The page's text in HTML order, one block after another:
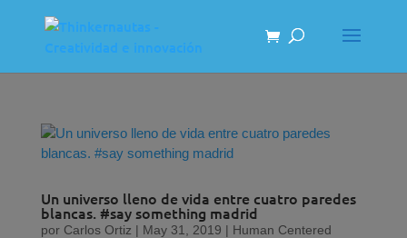
Un universo lleno de vida entre cuatro paredes
blancas. #say something madrid
por Carlos Ortiz | May 31, 2019 | Human Centered